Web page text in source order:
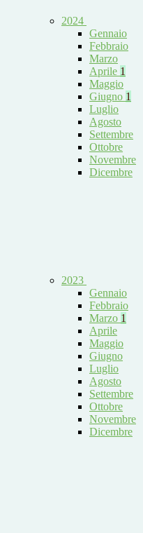
2024
Gennaio
Febbraio
Marzo
Aprile 1
Maggio
Giugno 1
Luglio
Agosto
Settembre
Ottobre
Novembre
Dicembre
2023
Gennaio
Febbraio
Marzo 1
Aprile
Maggio
Giugno
Luglio
Agosto
Settembre
Ottobre
Novembre
Dicembre